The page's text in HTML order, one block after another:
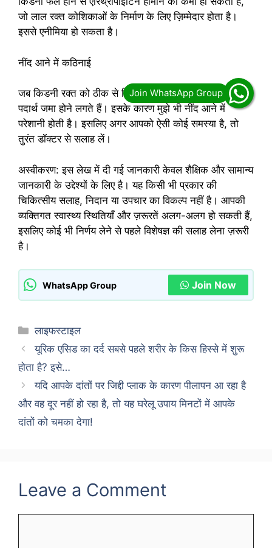
जो लाल रक्त कोशिकाओं के निर्माण के लिए ज़िम्मेदार होता है।
इससे एनीमिया हो सकता है।
नींद आने में कठिनाई
जब किडनी रक्त को ठीक से फ़िल्टर नहीं कर पाती, तो विषाक्त
पदार्थ जमा होने लगते हैं। इसके कारण मुझे भी नींद आने में
परेशानी होती है। इसलिए अगर आपको ऐसी कोई समस्या है, तो
तुरंत डॉक्टर से सलाह लें।
अस्वीकरण: इस लेख में दी गई जानकारी केवल शैक्षिक और सामान्य
जानकारी के उद्देश्यों के लिए है। यह किसी भी प्रकार की
चिकित्सीय सलाह, निदान या उपचार का विकल्प नहीं है। आपकी
व्यक्तिगत स्वास्थ्य स्थितियाँ और ज़रूरतें अलग-अलग हो सकती हैं,
इसलिए कोई भी निर्णय लेने से पहले विशेषज्ञ की सलाह लेना ज़रूरी
है।
WhatsApp Group Join Now
Categories
लाइफस्टाइल
यूरिक एसिड का दर्द सबसे पहले शरीर के किस हिस्से में शुरू
होता है? इसे…
यदि आपके दांतों पर जिद्दी प्लाक के कारण पीलापन आ रहा है
और वह दूर नहीं हो रहा है, तो यह घरेलू उपाय मिनटों में आपके
दांतों को चमका देगा!
Leave a Comment